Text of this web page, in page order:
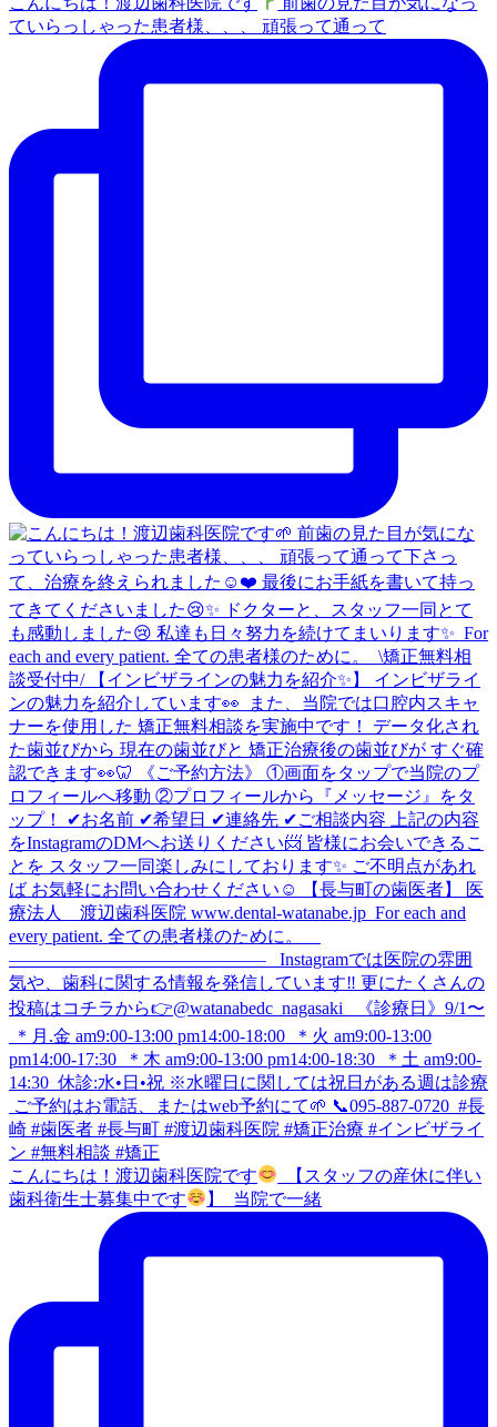
ていらっしゃった患者様、、、 頑張って通って
こんにちは！渡辺歯科医院です
⁡ 【スタッフの産休に伴い
歯科衛生士募集中です
】 ⁡ 当院で一緒